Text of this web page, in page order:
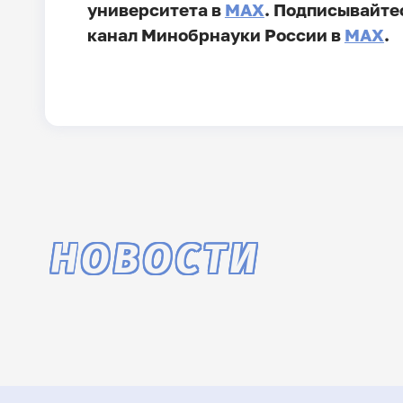
университета в MAX.
канал Минобрнауки России в MAX.
НОВОСТИ